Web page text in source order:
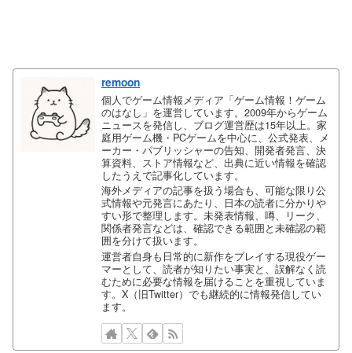
remoon
個人でゲーム情報メディア「ゲーム情報！ゲーム
のはなし」を運営しています。2009年からゲーム
ニュースを発信し、ブログ運営歴は15年以上。家
庭用ゲーム機・PCゲームを中心に、公式発表、メ
ーカー・パブリッシャーの告知、開発者発言、決
算資料、ストア情報など、出典に近い情報を確認
したうえで記事化しています。
海外メディアの記事を扱う場合も、可能な限り公
式情報や元発言にあたり、日本の読者に分かりや
すい形で整理します。未発表情報、噂、リーク、
関係者発言などは、確認できる範囲と未確認の範
囲を分けて扱います。
運営者自身も日常的に新作をプレイする現役ゲー
マーとして、読者が知りたい事実と、誤解なく読
むために必要な情報を届けることを重視していま
す。X（旧Twitter）でも継続的に情報発信してい
ます。